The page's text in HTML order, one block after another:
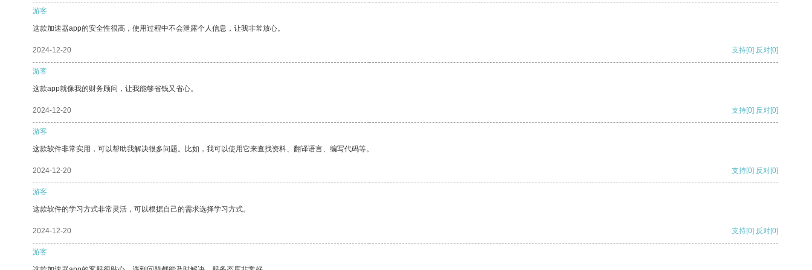
游客
这款加速器app的安全性很高，使用过程中不会泄露个人信息，让我非常放心。
2024-12-20 支持[0] 反对[0]
游客
这款app就像我的财务顾问，让我能够省钱又省心。
2024-12-20 支持[0] 反对[0]
游客
这款软件非常实用，可以帮助我解决很多问题。比如，我可以使用它来查找资料、翻译语言、编写代码等。
2024-12-20 支持[0] 反对[0]
游客
这款软件的学习方式非常灵活，可以根据自己的需求选择学习方式。
2024-12-20 支持[0] 反对[0]
游客